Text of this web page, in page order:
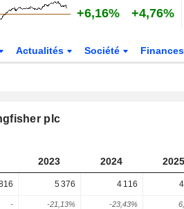
+6,16% +4,76%
Actualités Société Finances
plc
2023 2024 2025
5 376 4 116
- -21,13% -23,43%